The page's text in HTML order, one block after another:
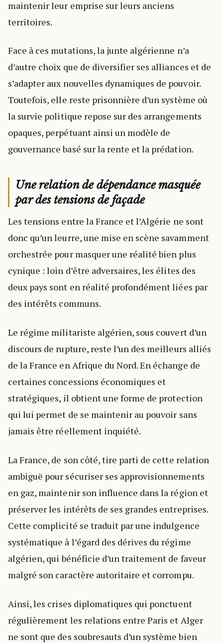
maintenir leur emprise sur leurs anciens
territoires.
Face à ces mutations, la junte algérienne n’a
d’autre choix que de diversifier ses alliances et de
s’adapter aux nouvelles dynamiques de pouvoir.
Toutefois, elle reste prisonnière d’un système où
la survie politique repose sur des arrangements
opaques, perpétuant ainsi un modèle de
gouvernance basé sur la rente et la prédation.
Une relation de dépendance masquée
par des tensions de façade
Les tensions entre la France et l’Algérie ne sont
donc qu’un leurre, une mise en scène savamment
orchestrée pour masquer une réalité bien plus
cynique : loin d’être adversaires, les élites des
deux pays sont en réalité profondément liées par
des intérêts communs.
Le régime militariste algérien, sous couvert d’un
discours de rupture, reste l’un des meilleurs alliés
de la France en Afrique du Nord. En échange de
certaines concessions économiques et
stratégiques, il obtient une forme de protection
qui lui permet de se maintenir au pouvoir sans
jamais être réellement inquiété.
La France, de son côté, tire parti de cette relation
ambiguë pour sécuriser ses approvisionnements
en gaz, maintenir son influence dans la région et
préserver les intérêts de ses grandes entreprises.
Cette complicité se traduit par une indulgence
systématique à l’égard des dérives du régime
algérien, qui bénéficie d’un traitement de faveur
malgré son caractère autoritaire et corrompu.
Ainsi, les crises diplomatiques qui ponctuent
régulièrement les relations entre Paris et Alger
ne sont que des soubresauts d’un système bien